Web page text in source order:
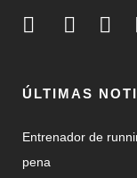
ÚLTIMAS
Entrenador de
pena